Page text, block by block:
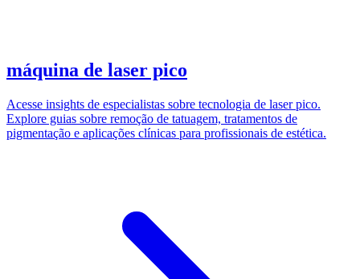
máquina de laser pico
Acesse insights de especialistas sobre tecnologia de laser pico.
Explore guias sobre remoção de tatuagem, tratamentos de
pigmentação e aplicações clínicas para profissionais de estética.